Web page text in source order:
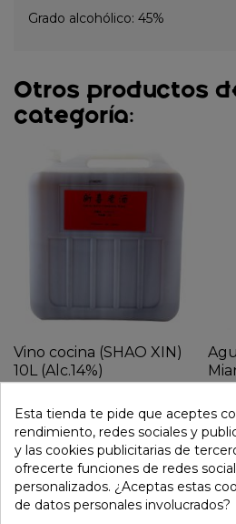
Grado alcohólico: 45%
Otros productos
categoría:
Vino cocina (SHAO XIN)
10L (Alc.14%)
Esta tienda te pide que aceptes
rendimiento, redes sociales y
y las cookies publicitarias de
ofrecerte funciones de redes
personalizados. ¿Aceptas estas
de datos personales involucrados?